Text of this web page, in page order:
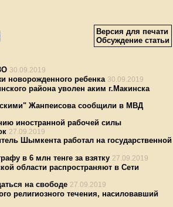
Версия для печати
Обсуждение статьи
30.09.2019
новорожденного ребенка 30.09.2019
района уволен аким г.Макинска
Жанпеисова сообщили в МВД
иностранной рабочей силы
27.09.2019
Шымкента работал на государственной
в 6 млн тенге за взятку 27.09.2019
области распространяют в Сети
на свободе 27.09.2019
религиозного течения, насиловавший